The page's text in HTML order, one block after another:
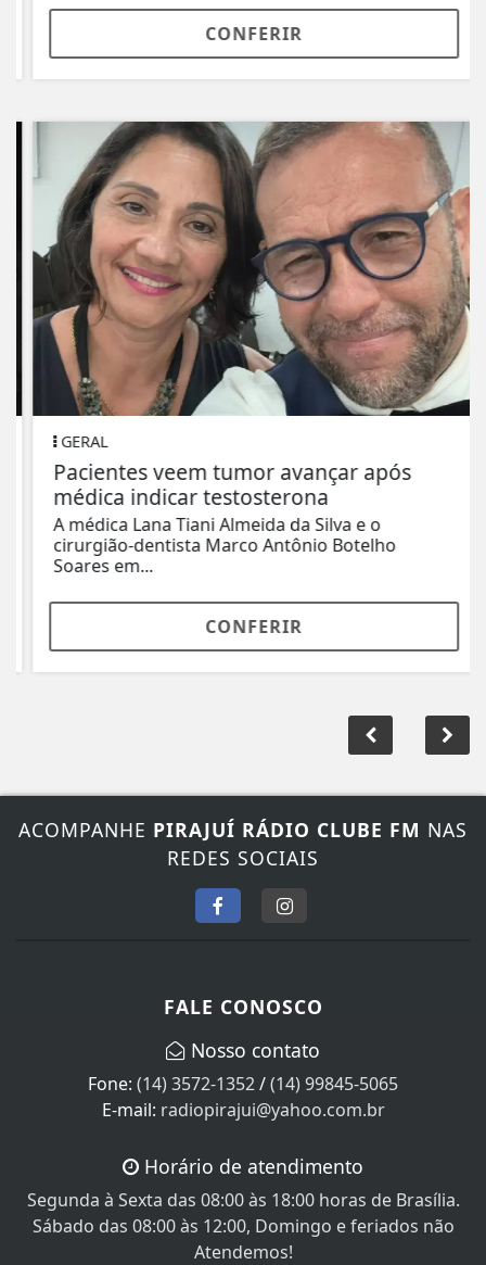
CONFERIR
GERAL
Pacientes veem tumor avançar após
médica indicar testosterona
A médica Lana Tiani Almeida da Silva e o
cirurgião-dentista Marco Antônio Botelho
Soares em...
CONFERIR
ACOMPANHE PIRAJUÍ RÁDIO CLUBE FM NAS
REDES SOCIAIS
FALE CONOSCO
Nosso contato
Fone: (14) 3572-1352/(14) 99845-5065
E-mail: radiopirajui@yahoo.com.br
Horário de atendimento
Segunda à Sexta das 08:00 às 18:00 horas de Brasília.
Sábado das 08:00 às 12:00, Domingo e feriados não
Atendemos!